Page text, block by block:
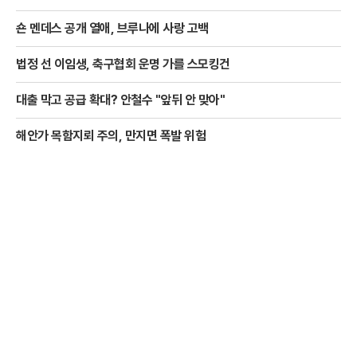
숀 멘데스 공개 열애, 브루나에 사랑 고백
법정 선 이임생, 축구협회 운명 가를 스모킹건
대출 막고 공급 확대? 안철수 "앞뒤 안 맞아"
해안가 목함지뢰 주의, 만지면 폭발 위험